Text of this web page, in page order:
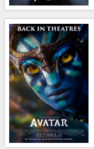
Клуб